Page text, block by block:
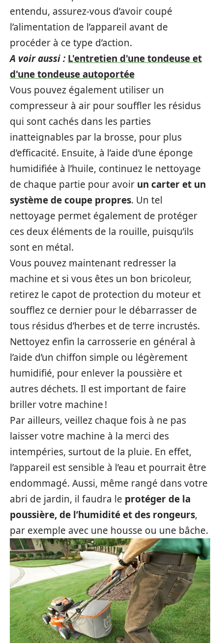
entendu, assurez-vous d’avoir coupé
l’alimentation de l’appareil avant de
procéder à ce type d’action.
A voir aussi : L'entretien d'une tondeuse et
d'une tondeuse autoportée
Vous pouvez également utiliser un
compresseur à air pour souffler les résidus
qui sont cachés dans les parties
inatteignables par la brosse, pour plus
d’efficacité. Ensuite, à l’aide d’une éponge
humidifiée à l’huile, continuez le nettoyage
de chaque partie pour avoir un carter et un
système de coupe propres. Un tel
nettoyage permet également de protéger
ces deux éléments de la rouille, puisqu’ils
sont en métal.
Vous pouvez maintenant redresser la
machine et si vous êtes un bon bricoleur,
retirez le capot de protection du moteur et
soufflez ce dernier pour le débarrasser de
tous résidus d’herbes et de terre incrustés.
Nettoyez enfin la carrosserie en général à
l’aide d’un chiffon simple ou légèrement
humidifié, pour enlever la poussière et
autres déchets. Il est important de faire
briller votre machine !
Par ailleurs, veillez chaque fois à ne pas
laisser votre machine à la merci des
intempéries, surtout de la pluie. En effet,
l’appareil est sensible à l’eau et pourrait être
endommagé. Aussi, même rangé dans votre
abri de jardin, il faudra le protéger de la
poussière, de l’humidité et des rongeurs,
par exemple avec une housse ou une bâche.